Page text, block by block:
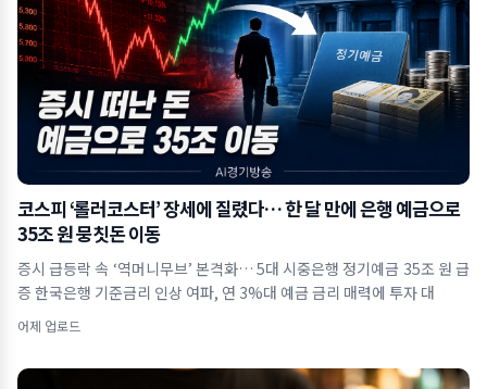
코스피 ‘롤러코스터’ 장세에 질렸다… 한 달 만에 은행 예금으로
35조 원 뭉칫돈 이동
증시 급등락 속 ‘역머니무브’ 본격화… 5대 시중은행 정기예금 35조 원 급
증 한국은행 기준금리 인상 여파, 연 3%대 예금 금리 매력에 투자 대
어제 업로드